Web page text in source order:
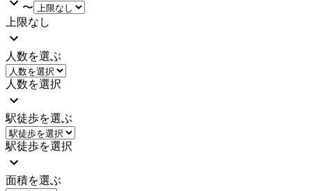
〜
上限なし
人数を選ぶ
人数を選択
駅徒歩を選ぶ
駅徒歩を選択
面積を選ぶ